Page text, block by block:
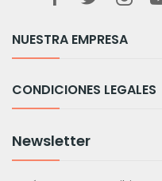
NUESTRA EMPRESA
CONDICIONES LEGALES
Newsletter